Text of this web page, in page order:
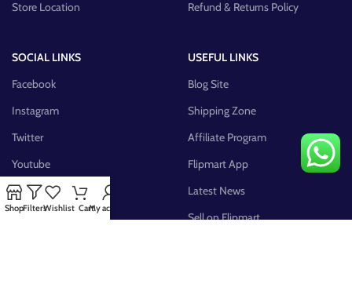
Store Location
Refund & Returns Policy
SOCIAL LINKS
Facebook
Instagram
Twitter
Youtube
Pinterest
FB Group
USEFUL LINKS
Blog Site
Shipping Zone
Affiliate Program
Flipmart App
Latest News
Sell on Flipmart
ShopFiltersWishlist CartMy account